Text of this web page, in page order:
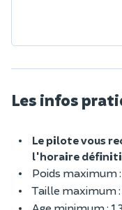
Les infos
Le pilote vous
l'horaire
Poids maximum
Taille maximum